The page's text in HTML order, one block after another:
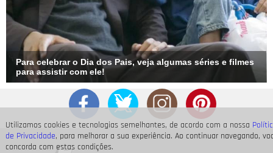
Utilizamos cookies e tecnologias semelhantes, de acordo com a nossa
de Privacidade, para melhorar a sua experiência. Ao continuar navegando,
concorda com estas condições.
Para celebrar o Dia dos Pais, veja algumas séries e filmes
para assistir com ele!